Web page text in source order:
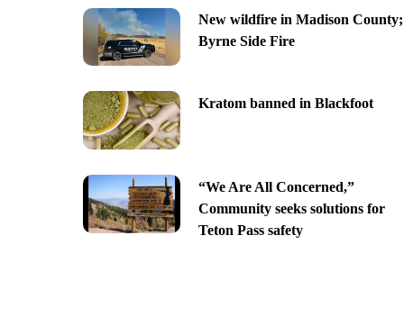
New wildfire in Madison County;
Byrne Side Fire
Kratom banned in Blackfoot
“We Are All Concerned,”
Community seeks solutions for
Teton Pass safety